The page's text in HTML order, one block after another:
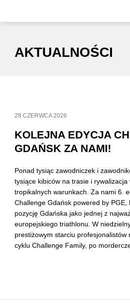
AKTUALNOŚCI
28 CZERWCA 2026
KOLEJNA EDYCJA
GDAŃSK ZA NAMI!
Ponad tysiąc zawodniczek i
tysiące kibiców na trasie i rywalizacja
tropikalnych warunkach. Za nami 6.
Challenge Gdańsk powered by PGE,
pozycję Gdańska jako jednej z
europejskiego triathlonu. W
prestiżowym starciu profesjonalistów
cyklu Challenge Family, po